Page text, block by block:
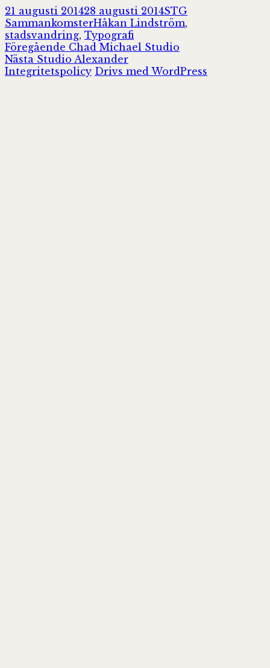
Postat
21 augusti 201428 augusti 2014Författare
STGKategorier
SammankomsterTaggar
Håkan Lindström,
stadsvandring, Typografi
Inläggsnavigering
Föregående Föregående
inlägg:
Chad Michael Studio
Nästa Nästa
inlägg:
Studio Alexander
Integritetspolicy Drivs med WordPress